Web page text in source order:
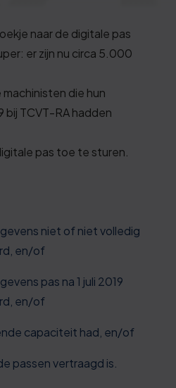
naar de digitale pas
er zijn nu circa 5.000
die hun
bij TCVT-RA hadden
pas toe te sturen.
niet of niet volledig
en/of
pas na 1 juli 2019
en/of
capaciteit had, en/of
passen vertraagd is.